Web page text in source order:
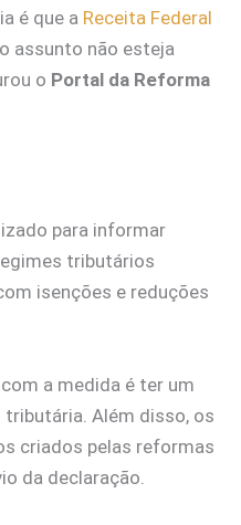
é que a Receita Federal
assunto não esteja
o Portal da Reforma
para informar
tributários
isenções e reduções
a medida é ter um
Além disso, os
criados pelas reformas
da declaração.